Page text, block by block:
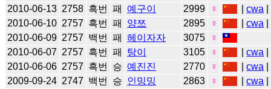
2010-06-13 2758 흑번 패 예구이 2999 ♀ |cwa
2010-06-10 2757 흑번 패 양쯔 2895 ♀ |cwa
2010-06-09 2757 백번 패 헤이자자 3075
♀
2010-06-07 2757 흑번 패 탕이 3105 ♀ |cwa
2010-06-06 2757 흑번 승 예진진 2770 ♀ |cwa
2009-09-24 2747 백번 승 인밍밍 2863 ♀ |cwa